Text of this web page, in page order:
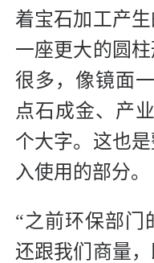
着宝石加工产
一座更大的圆
很多，像镜面
点石成金、产
个大字。这也
入使用的部分。
“之前环保部门
还跟我们商量